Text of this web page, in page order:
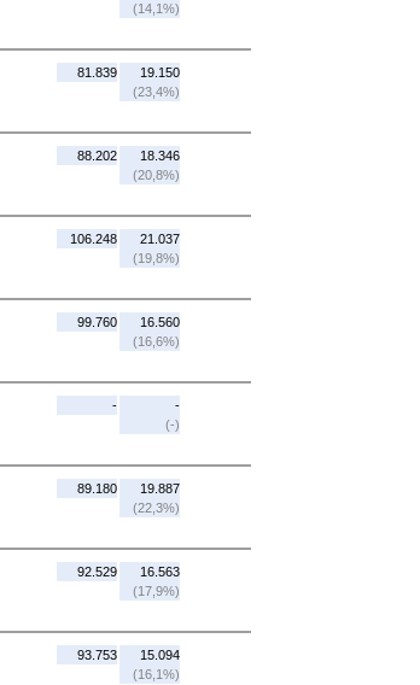
(14,1%)
81.839
19.150
(23,4%)
88.202
18.346
(20,8%)
106.248
21.037
(19,8%)
99.760
16.560
(16,6%)
-
-
(-)
89.180
19.887
(22,3%)
92.529
16.563
(17,9%)
93.753
15.094
(16,1%)